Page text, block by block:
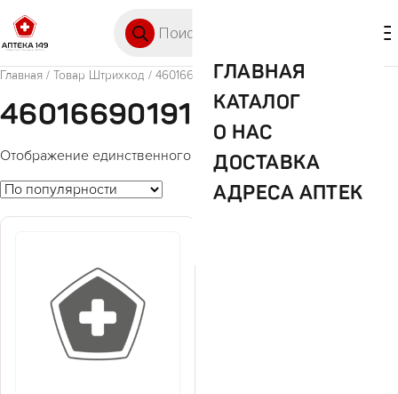
ГЛАВНАЯ
КАТАЛОГ
О НАС
ДОСТАВКА
АДРЕСА АПТЕК
Главная / Товар Штрихкод / 4601669019127
4601669019127
Отображение единственного товара